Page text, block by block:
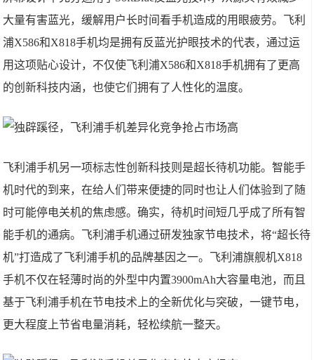
大量有害蓝光，缓解用户长时间看手机造成的用眼疲劳。飞利
浦X586和X818手机均是拥有反蓝光护眼技术的代表，通过运
用这项贴心设计，不仅使飞利浦X586和X818手机拥有了更高
的创新科技内涵，也使它们拥有了人性化的温度。
飞利浦手机另一项标志性创新科技则是超长待机功能。智能手
机时代的到来，在给人们带来便捷的同时也让人们体验到了随
时可能停电关机的焦虑感。确实，待机时间短几乎成了所有智
能手机的通病。飞利浦手机通过研发独家节电技术，将“超长待
机”打造成了飞利浦手机的品牌基因之一。飞利浦旗舰机X818
手机不仅在轻薄时尚的外型中内置3900mAh大容量电池，而且
基于飞利浦手机在节电技术上的全新优化与突破，一键节电，
更大程度上节省电量消耗，轻松续航一整天。